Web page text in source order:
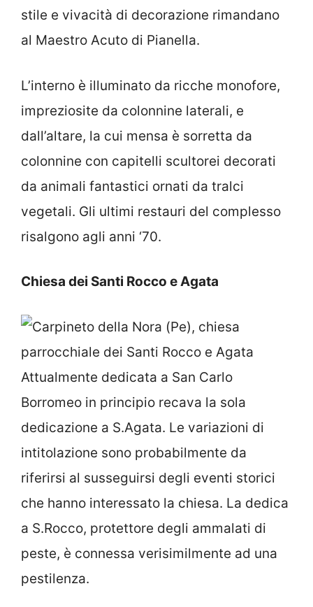
stile e vivacità di decorazione rimandano
al Maestro Acuto di Pianella.
L’interno è illuminato da ricche monofore,
impreziosite da colonnine laterali, e
dall’altare, la cui mensa è sorretta da
colonnine con capitelli scultorei decorati
da animali fantastici ornati da tralci
vegetali. Gli ultimi restauri del complesso
risalgono agli anni ‘70.
Chiesa dei Santi Rocco e Agata
Attualmente dedicata a San Carlo
Borromeo in principio recava la sola
dedicazione a S.Agata. Le variazioni di
intitolazione sono probabilmente da
riferirsi al susseguirsi degli eventi storici
che hanno interessato la chiesa. La dedica
a S.Rocco, protettore degli ammalati di
peste, è connessa verisimilmente ad una
pestilenza.